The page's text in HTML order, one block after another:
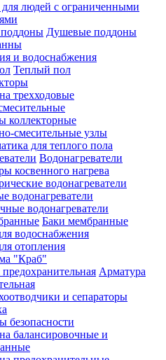
людей с ограниченными
Душевые поддоны
и водоснабжения
Теплый пол
трехходовые
коллекторные
смесительные узлы
для теплого пола
Водонагреватели
косвенного нагрева
водонагреватели
водонагреватели
водонагреватели
Баки мембранные
водоснабжения
отопления
"Краб"
Арматура
и сепараторы
безопасности
балансировочные и